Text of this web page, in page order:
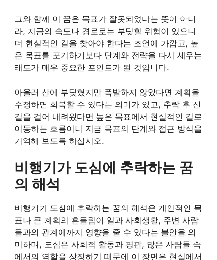
그와 함께 이 꿈은 목표가 잘못되었다는 뜻이 아니
라, 지금의 속도나 경로로는 부딪힐 위험이 있으니
더 현실적인 길을 찾아야 한다는 조언에 가깝고, 높
은 목표를 포기하기보다 단계와 전략을 다시 세우는
태도가 매우 중요한 포인트가 될 것입니다.
아울러 산에 부딪혔지만 폭발하지 않았다면 계획을
수정하면 회복할 수 있다는 의미가 있고, 추락 후 산
길을 걸어 내려왔다면 높은 목표에서 현실적인 길로
이동하는 흐름이니 지금 목표의 단계와 접근 방식을
기억해 보도록 하십시오.
비행기가 도심에 추락하는 꿈
의 해석
비행기가 도심에 추락하는 꿈의 해석은 개인적인 목
표나 큰 계획의 흔들림이 일과 사회생활, 주변 사람
들과의 관계에까지 영향을 줄 수 있다는 불안을 의
미하며, 도심은 사회적 활동과 평판, 많은 사람들 속
에서의 역할을 상징하기 때문에 이 장면은 현실에서